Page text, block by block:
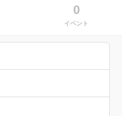
0
イベント